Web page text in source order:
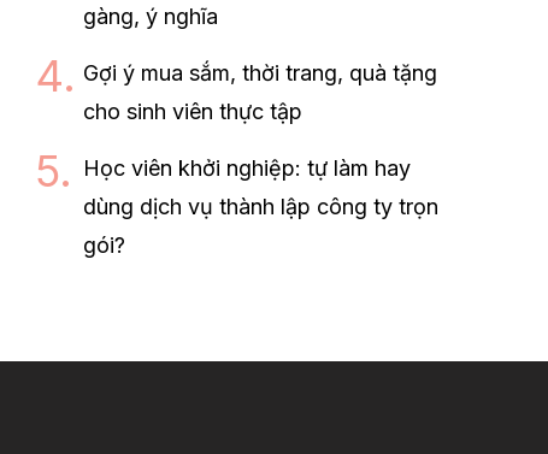
gàng, ý nghĩa
Gợi ý mua sắm, thời trang, quà tặng
cho sinh viên thực tập
Học viên khởi nghiệp: tự làm hay
dùng dịch vụ thành lập công ty trọn
gói?